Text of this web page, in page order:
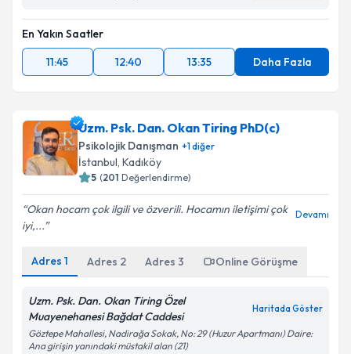
En Yakın Saatler
11:45
12:40 13:35 Daha Fazla
Uzm. Psk. Dan. Okan Tiring PhD(c)
Psikolojik Danışman +1diğer
İstanbul, Kadıköy
5 (201 Değerlendirme)
Okan hocam çok ilgili ve özverili. Hocamın iletişimi çok
iyi,...
Devamı
Adres 1 Adres 2 Adres 3 Online Görüşme
Uzm. Psk. Dan. Okan Tiring Özel
Muayenehanesi Bağdat Caddesi
Haritada Göster
Göztepe Mahallesi, Nadirağa Sokak, No: 29 (Huzur Apartmanı) Daire:
Ana girişin yanındaki müstakil alan (21)